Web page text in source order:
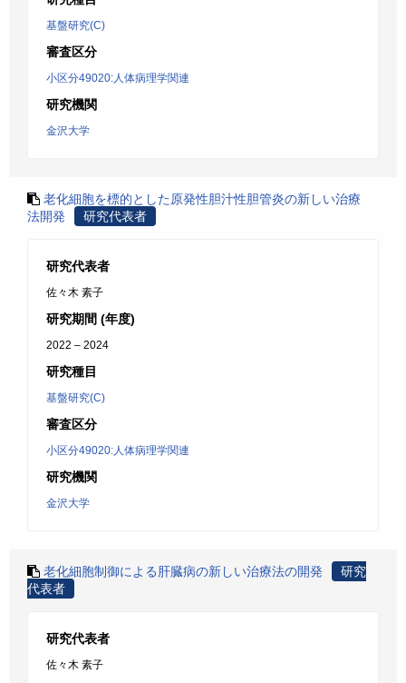
基盤研究(C)
審査区分
小区分49020:人体病理学関連
研究機関
金沢大学
老化細胞を標的とした原発性胆汁性胆管炎の新しい治療
法開発
研究代表者
研究代表者
佐々木 素子
研究期間 (年度)
2022 – 2024
研究種目
基盤研究(C)
審査区分
小区分49020:人体病理学関連
研究機関
金沢大学
老化細胞制御による肝臓病の新しい治療法の開発
研究
代表者
研究代表者
佐々木 素子